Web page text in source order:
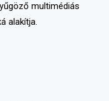
multimédiás
alakítja.